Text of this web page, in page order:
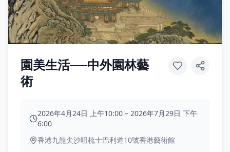
園美生活──中外園林藝
術
2026年4月24日 上午10:00 – 2026年7月29日 下午
6:00
香港九龍尖沙咀梳士巴利道10號香港藝術館